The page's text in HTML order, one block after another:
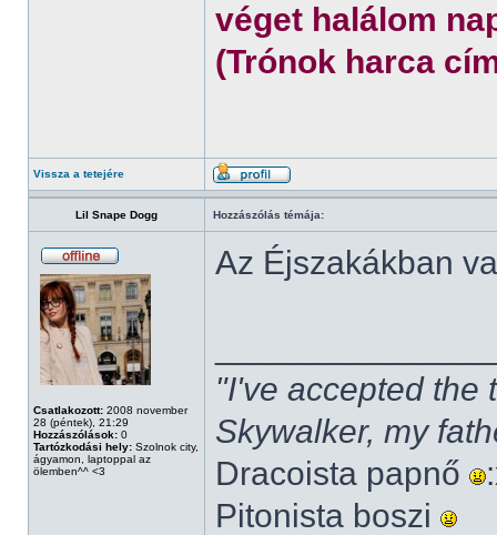
véget halálom
(Trónok harca
Vissza a tetejére
Lil Snape Dogg Hozzászólás témája:
Csatlakozott: 2008 november
28 (péntek), 21:29
Hozzászólások: 0
Tartózkodási hely: Szolnok city,
ágyamon, laptoppal az
ölemben^^ <3
Az Éjszakákban
"I've accepted the
Skywalker, my
Dracoista papnő
Pitonista boszi